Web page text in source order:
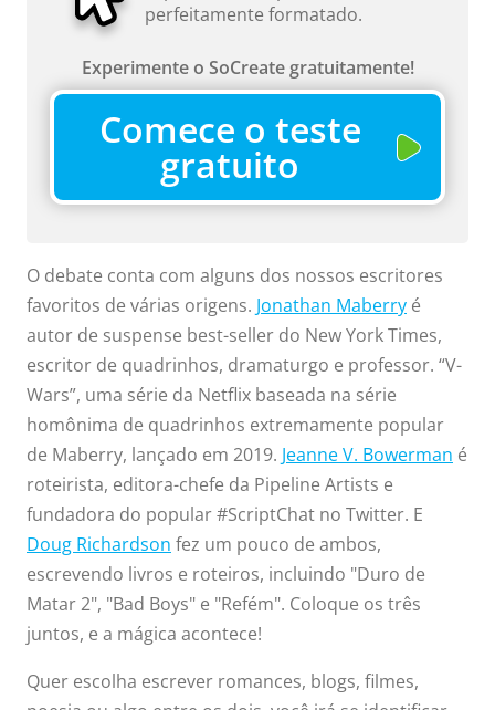
perfeitamente formatado.
Experimente o SoCreate gratuitamente!
Comece o teste
gratuito
O debate conta com alguns dos nossos escritores
favoritos de várias origens. Jonathan Maberry é
autor de suspense best-seller do New York Times,
escritor de quadrinhos, dramaturgo e professor. “V-
Wars”, uma série da Netflix baseada na série
homônima de quadrinhos extremamente popular
de Maberry, lançado em 2019. Jeanne V. Bowerman é
roteirista, editora-chefe da Pipeline Artists e
fundadora do popular #ScriptChat no Twitter. E
Doug Richardson fez um pouco de ambos,
escrevendo livros e roteiros, incluindo "Duro de
Matar 2", "Bad Boys" e "Refém". Coloque os três
juntos, e a mágica acontece!
Quer escolha escrever romances, blogs, filmes,